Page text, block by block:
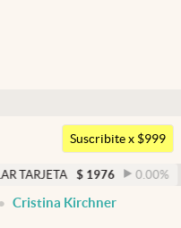
Argentina
Suscribite x $999
$ 1976 0.00% DÓLAR
Cristina Kirchner